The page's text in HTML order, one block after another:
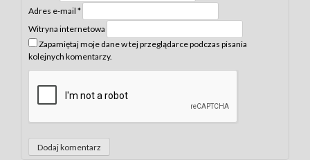
Adres e-mail *
Witryna internetowa
Zapamiętaj moje dane w tej przeglądarce podczas pisania
kolejnych komentarzy.